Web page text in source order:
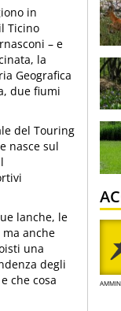
in
Ticino
– e
la
Geografica
due fiumi
del Touring
nasce sul
lanche, le
anche
una
degli
che cosa